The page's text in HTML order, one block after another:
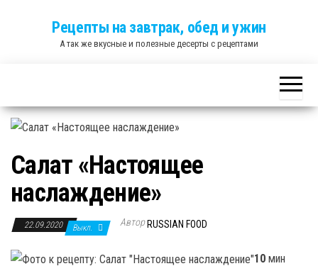
Рецепты на завтрак, обед и ужин
А так же вкусные и полезные десерты с рецептами
Салат «Настоящее
наслаждение»
22.09.2020 Выкл. Автор RUSSIAN FOOD
10 мин